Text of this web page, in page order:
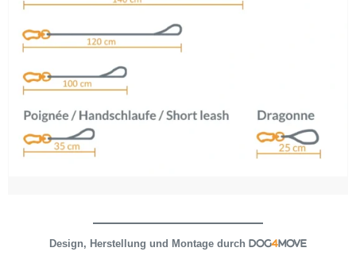
Design, Herstellung und Montage durch DOG4MOVE